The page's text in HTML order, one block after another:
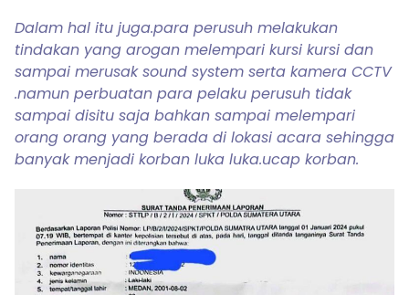
Dalam hal itu juga.para perusuh melakukan
tindakan yang arogan melempari kursi kursi dan
sampai merusak sound system serta kamera CCTV
.namun perbuatan para pelaku perusuh tidak
sampai disitu saja bahkan sampai melempari
orang orang yang berada di lokasi acara sehingga
banyak menjadi korban luka luka.ucap korban.